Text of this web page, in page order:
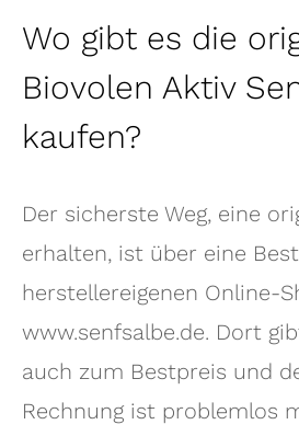
Wo gibt es die
Biovolen Aktiv
kaufen?
Der sicherste Weg, eine
erhalten, ist über eine
herstellereigenen Online-
www.senfsalbe.de. Dort
auch zum Bestpreis und
Rechnung ist problemlos